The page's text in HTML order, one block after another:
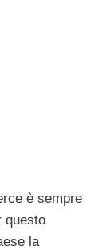
è sempre
questo
la